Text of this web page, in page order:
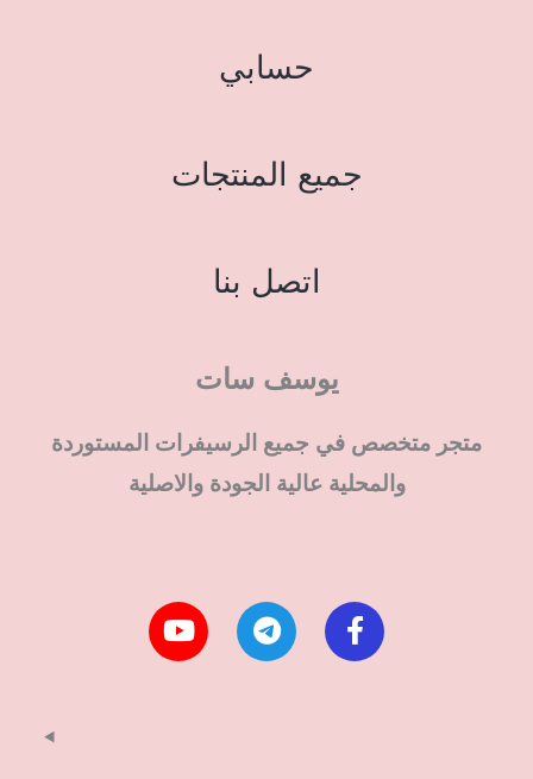
حسابي
جميع المنتجات
اتصل بنا
يوسف سات
متجر متخصص في جميع الرسيفرات المستوردة
والمحلية عالية الجودة والاصلية